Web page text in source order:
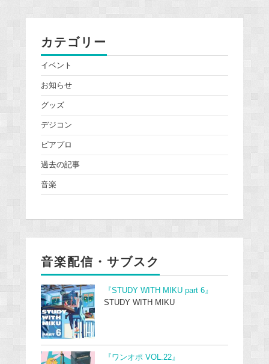
カテゴリー
イベント
お知らせ
グッズ
デジコン
ピアプロ
過去の記事
音楽
音楽配信・サブスク
『STUDY WITH MIKU part 6』
STUDY WITH MIKU
『ワンオポ VOL.22』